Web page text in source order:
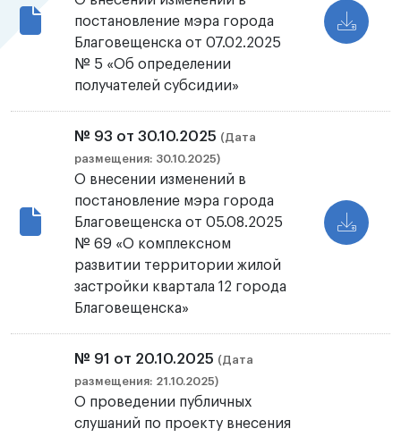
постановление мэра города
Благовещенска от 07.02.2025
№ 5 «Об определении
получателей субсидии»
№ 93 от 30.10.2025 (Дата
размещения: 30.10.2025)
О внесении изменений в
постановление мэра города
Благовещенска от 05.08.2025
№ 69 «О комплексном
развитии территории жилой
застройки квартала 12 города
Благовещенска»
№ 91 от 20.10.2025 (Дата
размещения: 21.10.2025)
О проведении публичных
слушаний по проекту внесения